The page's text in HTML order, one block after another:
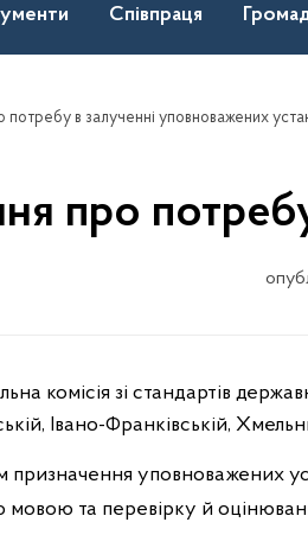
Співпраця
в залученні уповноважених
про
Івано-Франківській,
уповноважених
та перевірку й